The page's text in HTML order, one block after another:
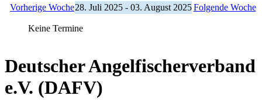
Vorherige Woche28. Juli 2025 - 03. August 2025Folgende Woche
Keine Termine
Deutscher Angelfischerverband
e.V. (DAFV)